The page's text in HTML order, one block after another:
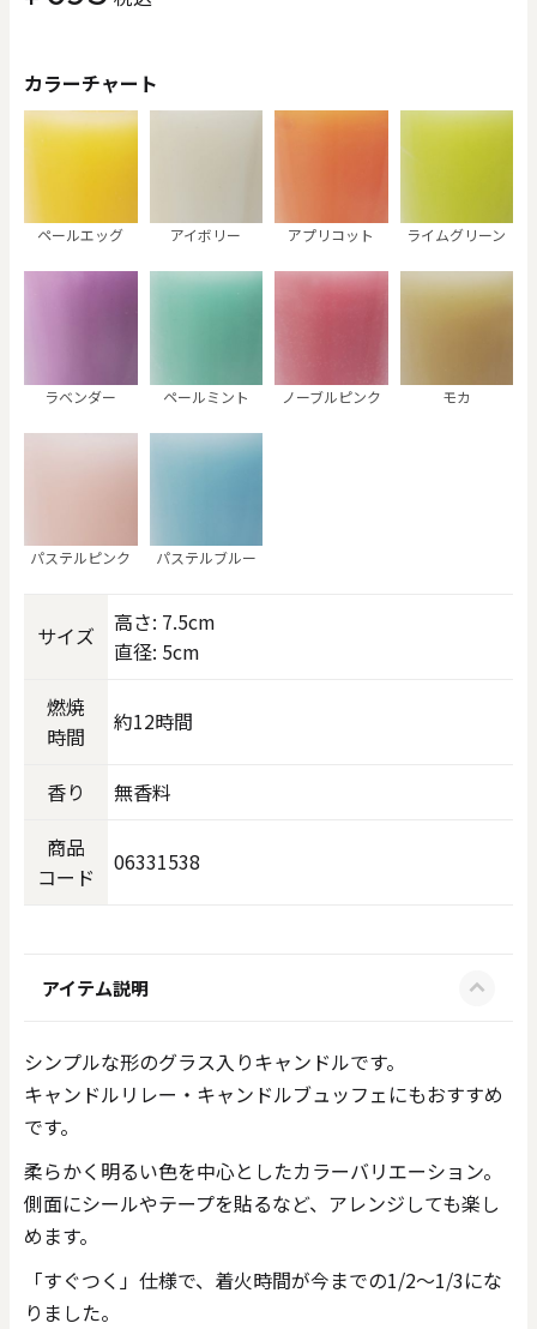
お買い物ガイド 企業情報 お知らせ お問い合わせ
カラーチャート
ペールエッグ アイボリー アプリコット ライムグリーン
ラベンダー ペールミント ノーブルピンク モカ
パステルピンク パステルブルー
サイズ
高さ: 7.5cm
直径: 5cm
燃焼
時間
約12時間
香り
無香料
商品
コード
06331538
アイテム説明
シンプルな形のグラス入りキャンドルです。
キャンドルリレー・キャンドルブュッフェにもおすすめ
です。
柔らかく明るい色を中心としたカラーバリエーション。
側面にシールやテープを貼るなど、アレンジしても楽し
めます。
「すぐつく」仕様で、着火時間が今までの1/2～1/3にな
りました。